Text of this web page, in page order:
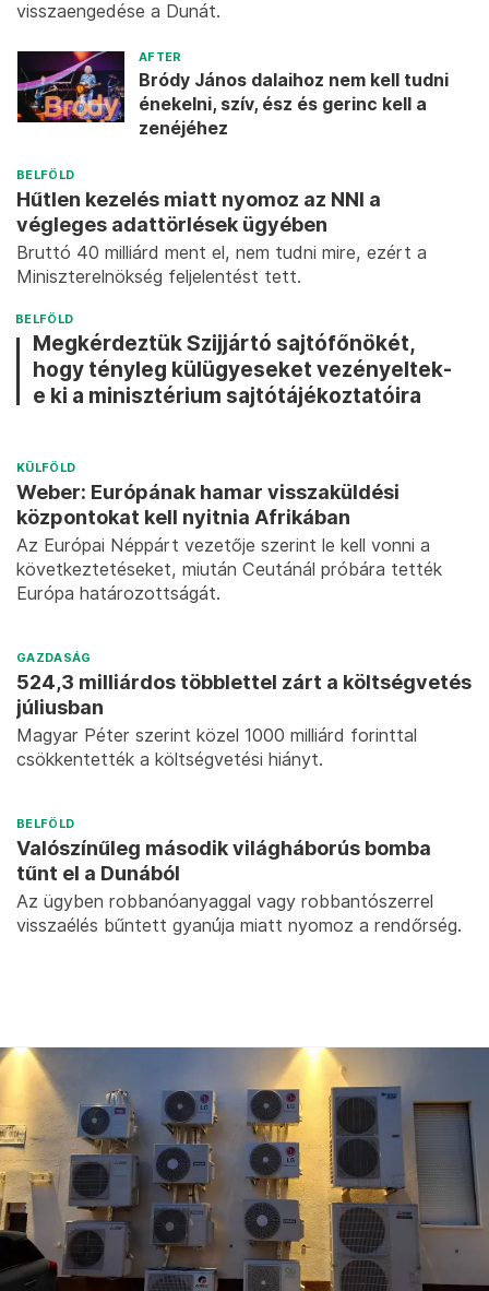
visszaengedése a Dunát.
AFTER
Bródy János dalaihoz nem kell tudni
énekelni, szív, ész és gerinc kell a
zenéjéhez
BELFÖLD
Hűtlen kezelés miatt nyomoz az NNI a
végleges adattörlések ügyében
Bruttó 40 milliárd ment el, nem tudni mire, ezért a
Miniszterelnökség feljelentést tett.
BELFÖLD
Megkérdeztük Szijjártó sajtófőnökét,
hogy tényleg külügyeseket vezényeltek-
e ki a minisztérium sajtótájékoztatóira
KÜLFÖLD
Weber: Európának hamar visszaküldési
központokat kell nyitnia Afrikában
Az Európai Néppárt vezetője szerint le kell vonni a
következtetéseket, miután Ceutánál próbára tették
Európa határozottságát.
GAZDASÁG
524,3 milliárdos többlettel zárt a költségvetés
júliusban
Magyar Péter szerint közel 1000 milliárd forinttal
csökkentették a költségvetési hiányt.
BELFÖLD
Valószínűleg második világháborús bomba
tűnt el a Dunából
Az ügyben robbanóanyaggal vagy robbantószerrel
visszaélés bűntett gyanúja miatt nyomoz a rendőrség.